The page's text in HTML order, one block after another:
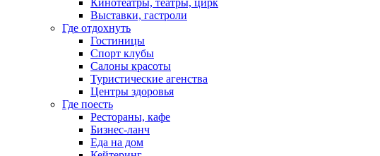
Выставки, гастроли
Где отдохнуть
Гостиницы
Спорт клубы
Салоны красоты
Туристические агенства
Центры здоровья
Где поесть
Рестораны, кафе
Бизнес-ланч
Еда на дом